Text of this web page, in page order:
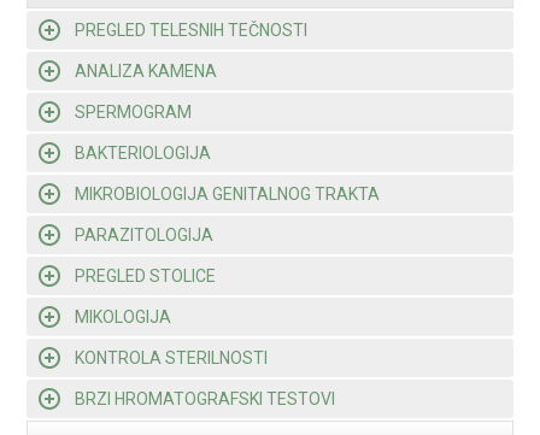
PREGLED TELESNIH TEČNOSTI
ANALIZA KAMENA
SPERMOGRAM
BAKTERIOLOGIJA
MIKROBIOLOGIJA GENITALNOG TRAKTA
PARAZITOLOGIJA
PREGLED STOLICE
MIKOLOGIJA
KONTROLA STERILNOSTI
BRZI HROMATOGRAFSKI TESTOVI